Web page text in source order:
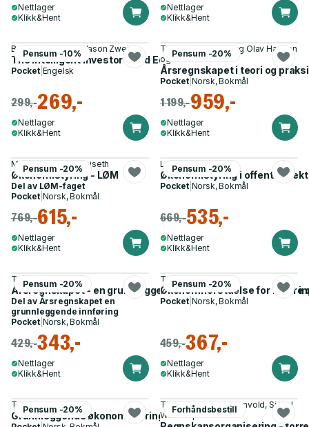
Nettlager
Klikk&Hent
Nettlager
Klikk&Hent
Pensum -10%
Benjamin Graham, Jason Zweig
The Intelligent Investor Third Edition
Pocket| Engelsk
299,-269,-
Nettlager
Klikk&Hent
Pensum -20%
Tonny Stenheim, Dag Olav Haugen
og 1 annen
Årsregnskapet i teori og
Pocket| Norsk, Bokmål
1 199,-959,-
Nettlager
Klikk&Hent
Pensum -20%
Mette Holan, Per Høiseth
Økonomistyring - LØM
Del av LØM-faget
Pocket| Norsk, Bokmål
769,-615,-
Nettlager
Klikk&Hent
Pensum -20%
Leiv Opstad
Økonomistyring i offentlig
Pocket| Norsk, Bokmål
669,-535,-
Nettlager
Klikk&Hent
Pensum -20%
Trond Kristoffersen
Årsregnskapet - en grunnleggende innføring :
Del av Årsregnskapet en
grunnleggende innføring
Pocket| Norsk, Bokmål
429,-343,-
Nettlager
Klikk&Hent
Pensum -20%
Terje Berg
Økonomiforståelse for ledere
Pocket| Norsk, Bokmål
459,-367,-
Nettlager
Klikk&Hent
Pensum -20%
Terje Berg
Grunnleggende økonomistyring
Forhåndsbestill
Tine Degerstrøm Stenvold, Sissel
With Stephansen